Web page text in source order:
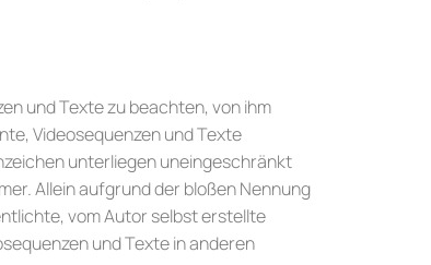
und Texte zu beachten, von ihm
Videosequenzen und Texte
unterliegen uneingeschränkt
Allein aufgrund der bloßen Nennung
vom Autor selbst erstellte
und Texte in anderen